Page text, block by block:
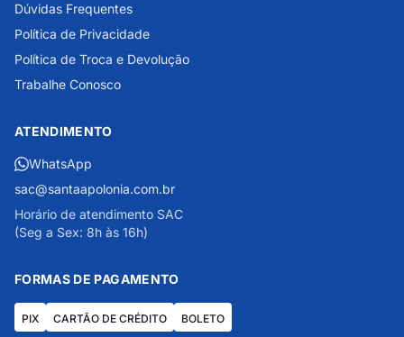
Dúvidas Frequentes
Política de Privacidade
Política de Troca e Devolução
Trabalhe Conosco
ATENDIMENTO
WhatsApp
sac@santaapolonia.com.br
Horário de atendimento SAC
(Seg a Sex: 8h às 16h)
FORMAS DE PAGAMENTO
PIX CARTÃO DE CRÉDITO BOLETO